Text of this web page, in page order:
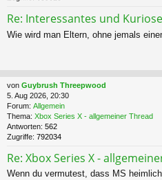
Re: Interessantes und
Wie wird man Eltern, ohne jemals
von Guybrush Threepwood
5. Aug 2026, 20:30
Forum: Allgemein
Thema: Xbox Series X - allgemeiner Thread
Antworten: 562
Zugriffe: 792034
Re: Xbox Series X -
Wenn du vermutest, dass MS